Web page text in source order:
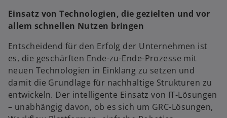
Einsatz von Technologien, die gezielten und vor
allem schnellen Nutzen bringen
Entscheidend für den Erfolg der Unternehmen ist
es, die geschärften Ende-zu-Ende-Prozesse mit
neuen Technologien in Einklang zu setzen und
damit die Grundlage für nachhaltige Strukturen zu
entwickeln. Der intelligente Einsatz von IT-Lösungen
– unabhängig davon, ob es sich um GRC-Lösungen,